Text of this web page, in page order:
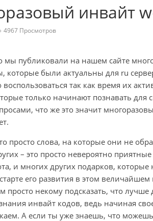
инвайт
4967 Просмотров
мы публиковали на нашем сайте
которые были актуальны для ru
так как время их
только начинают познавать для
что же это значит
просто слова, на которые они не
– это просто невероятно
и многих других подарков,
его развития в этом
некому подсказать, что лучше
инвайт кодов, ведь начиная
А если ты уже знаешь, что